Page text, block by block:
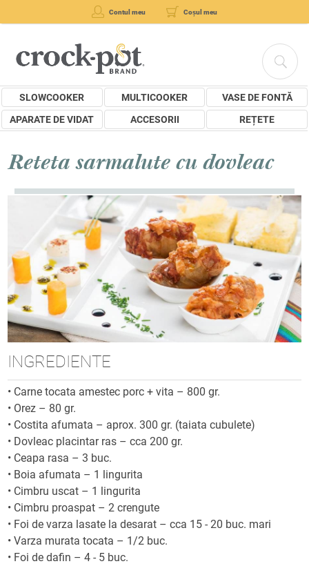
Contul meu Coșul meu
SLOWCOOKER MULTICOOKER
VASE DE FONTĂ
APARATE DE VIDAT
ACCESORII REȚETE
Reteta sarmalute cu dovleac
INGREDIENTE
• Carne tocata amestec porc + vita – 800 gr.
• Orez – 80 gr.
• Costita afumata – aprox. 300 gr. (taiata cubulete)
• Dovleac placintar ras – cca 200 gr.
• Ceapa rasa – 3 buc.
• Boia afumata – 1 lingurita
• Cimbru uscat – 1 lingurita
• Cimbru proaspat – 2 crengute
• Foi de varza lasate la desarat – cca 15 - 20 buc. mari
•Varza murata tocata – 1/2 buc.
• Foi de dafin – 4 - 5 buc.